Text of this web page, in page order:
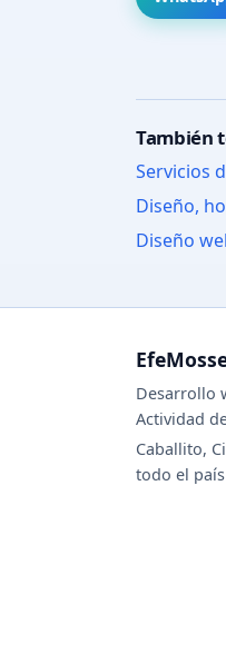
También
Servicios
Diseño,
Diseño
Desarrollo
Actividad
Caballito,
todo el